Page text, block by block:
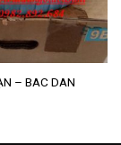
– BAC DAN